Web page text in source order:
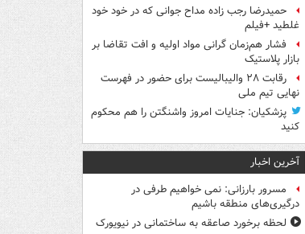
حمیدرضا رجب زاده مداح جوانی که در خود خود
غلطید +فیلم
فشار هم‌زمان گرانی مواد اولیه و افت تقاضا بر
بازار پلاستیک
رقابت ۲۸ والیبالیست برای حضور در فهرست
نهایی تیم ملی
پزشکیان: جنایات امروز واشنگتن را هم محکوم
کنید
آخرین اخبار
مسرور بارزانی: نمی خواهیم طرفی در
درگیری‌های منطقه باشیم
لحظه برخورد صاعقه به ساختمانی در نیویورک